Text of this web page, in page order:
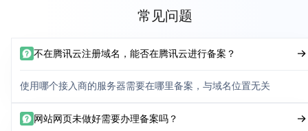
常见问题
不在腾讯云注册域名，能否在腾讯云进行备案？
使用哪个接入商的服务器需要在哪里备案，与域名位置无关
网站网页未做好需要办理备案吗？